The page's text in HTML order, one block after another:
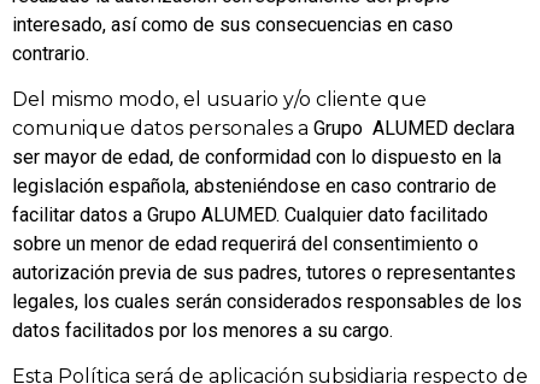
interesado, así como de sus consecuencias en caso
contrario.
Del mismo modo, el usuario y/o cliente que
comunique datos personales a Grupo ALUMED declara
ser mayor de edad, de conformidad con lo dispuesto en la
legislación española, absteniéndose en caso contrario de
facilitar datos a Grupo ALUMED. Cualquier dato facilitado
sobre un menor de edad requerirá del consentimiento o
autorización previa de sus padres, tutores o representantes
legales, los cuales serán considerados responsables de los
datos facilitados por los menores a su cargo.
Esta Política será de aplicación subsidiaria respecto de